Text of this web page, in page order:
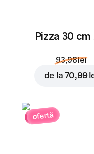
Pizza 30 cm
93,98 lei
de la 70,99
ofertă